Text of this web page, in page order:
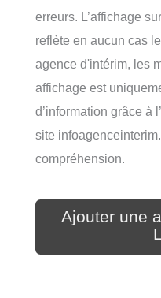
erreurs. L’affichage
reflète en aucun cas
agence d'intérim, les
affichage est
d’information grâce à
site
compréhension.
Ajouter une